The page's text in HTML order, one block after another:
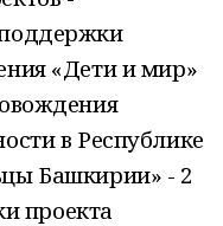
«Дети и мир»
в Республике
Башкирии» - 2
проекта